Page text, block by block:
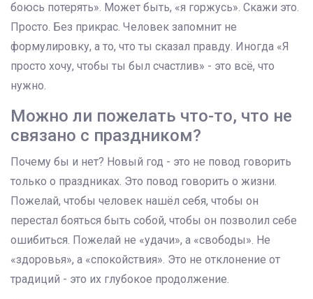
боюсь потерять». Может быть, «я горжусь». Скажи это.
Просто. Без прикрас. Человек запомнит не
формулировку, а то, что ты сказал правду. Иногда «Я
просто хочу, чтобы ты был счастлив» - это всё, что
нужно.
Можно ли пожелать что-то, что не
связано с праздником?
Почему бы и нет? Новый год - это не повод говорить
только о праздниках. Это повод говорить о жизни.
Пожелай, чтобы человек нашёл себя, чтобы он
перестал бояться быть собой, чтобы он позволил себе
ошибиться. Пожелай не «удачи», а «свободы». Не
«здоровья», а «спокойствия». Это не отклонение от
традиций - это их глубокое продолжение.